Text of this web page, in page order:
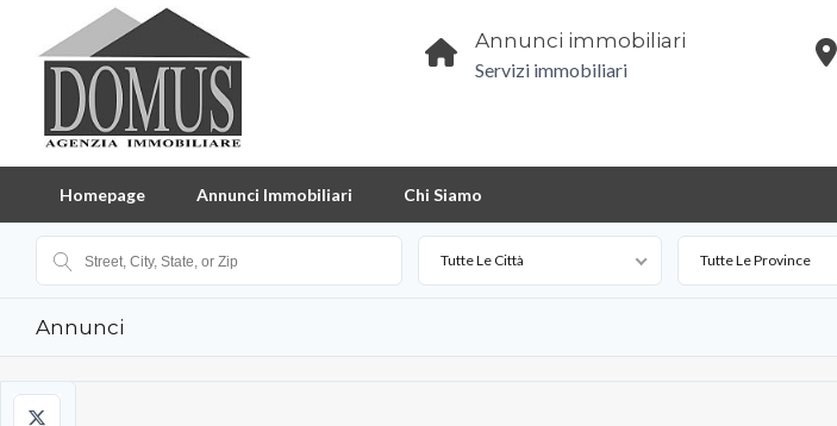
Annunci immobiliari
Servizi immobiliari
Homepage Annunci Immobiliari Chi Siamo
Tutte Le Città Tutte Le Province
Annunci